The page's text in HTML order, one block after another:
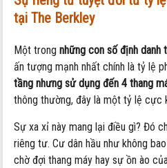
tại The Berkley
Một trongnhững con số định danh
ấn tượng mạnh nhất chính là tỷ lệ
tầng nhưng sử dụng đến 4 thang
thông thường, đây là một tỷ lệ cực
Sự xa xỉ này mang lại điều gì? Đó
riêng tư. Cư dân hầu như không
chờ đợi thang máy hay sự ồn ào